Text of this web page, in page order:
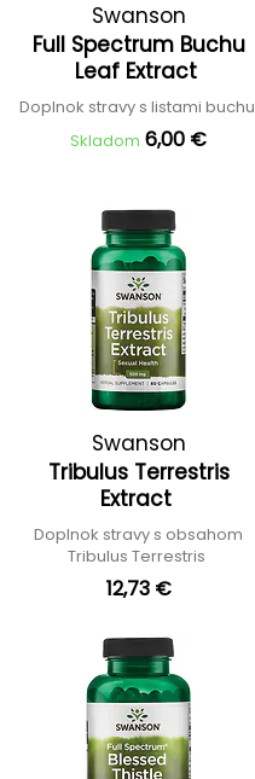
Swanson
Full Spectrum Buchu
Leaf Extract
Doplnok stravy s listami buchu
Skladom 6,00 €
Swanson
Tribulus Terrestris
Extract
Doplnok stravy s obsahom
Tribulus Terrestris
12,73 €